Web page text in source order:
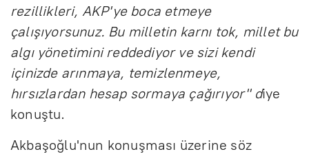
rezillikleri, AKP'ye boca etmeye
çalışıyorsunuz. Bu milletin karnı tok, millet bu
algı yönetimini reddediyor ve sizi kendi
içinizde arınmaya, temizlenmeye,
hırsızlardan hesap sormaya çağırıyor" diye
konuştu.
Akbaşoğlu'nun konuşması üzerine söz